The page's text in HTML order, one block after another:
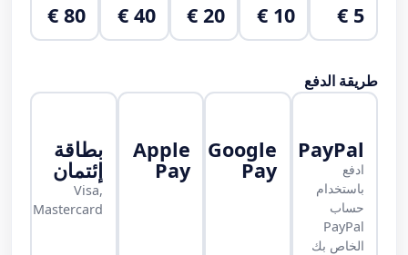
5 €
10 €
20 €
40 €
80 €
طريقة الدفع
PayPal
ادفع
باستخدام
حساب
PayPal
الخاص بك
Google
Pay
Apple
Pay
بطاقة
إئتمان
Visa,
Mastercard